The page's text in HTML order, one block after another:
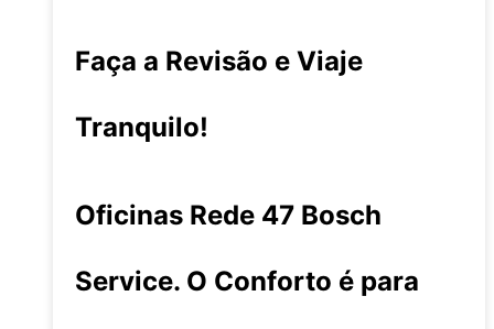
Faça a Revisão e Viaje
Tranquilo!
Oficinas Rede 47 Bosch
Service. O Conforto é para